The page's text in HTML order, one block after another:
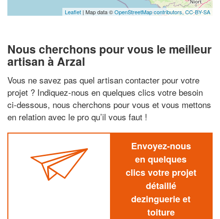
Leaflet | Map data ©OpenStreetMap contributors,CC-BY-SA
Nous cherchons pour vous le meilleur
artisan à Arzal
Vous ne savez pas quel artisan contacter pour votre
projet ? Indiquez-nous en quelques clics votre besoin
ci-dessous, nous cherchons pour vous et vous mettons
en relation avec le pro qu’il vous faut !
Envoyez-nous
en quelques
clics votre projet
détaillé
dezinguerie et
toiture